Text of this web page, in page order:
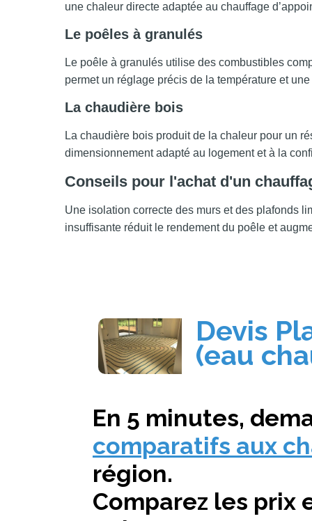
une chaleur directe adaptée au chauffage
Le poêles à granulés
Le poêle à granulés utilise des combustibles
permet un réglage précis de la température et
La chaudière bois
La chaudière bois produit de la chaleur pour un
dimensionnement adapté au logement et à la
Conseils pour l'achat d'un
Une isolation correcte des murs et des plafonds
insuffisante réduit le rendement du poêle et